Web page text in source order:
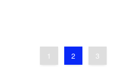
1 2 3